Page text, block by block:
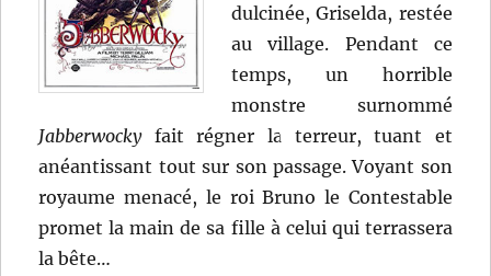
dulcinée, Griselda, restée
au village. Pendant ce
temps, un horrible
monstre surnommé
Jabberwockyfait régner la terreur, tuant et
anéantissant tout sur son passage. Voyant son
royaume menacé, le roi Bruno le Contestable
promet la main de sa fille à celui qui terrassera
la bête…